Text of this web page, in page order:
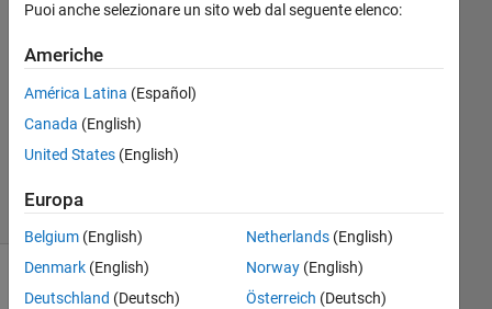
Matteo
CAPPELLI
18 Ott
2019
1
11
Visualizzazioni
(30 giorni)
Puoi anche selezionare un sito web dal seguente elenco:
Americhe
América Latina (Español)
Canada (English)
United States (English)
Europa
Belgium (English)
Denmark (English)
Deutschland (Deutsch)
Netherlands(English)
Norway(English)
Österreich (Deutsch)